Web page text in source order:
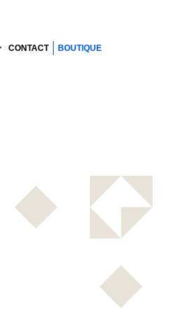
CONTACT BOUTIQUE